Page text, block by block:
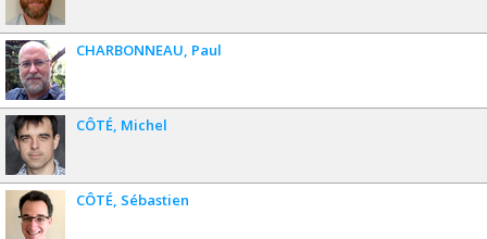
CHARBONNEAU Paul
CÔTÉ Michel
CÔTÉ Sébastien